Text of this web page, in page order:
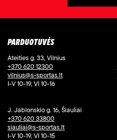
PARDUOTUVĖS
Ateities g. 33, Vilnius
+370 620 12300
vilnius@s-sportas.lt
I-V 10-19, VI 10-16
J. Jablonskio g. 16, Šiauliai
+370 620 33800
siauliai@s-sportas.lt
I-V 10-19, VI 10-15